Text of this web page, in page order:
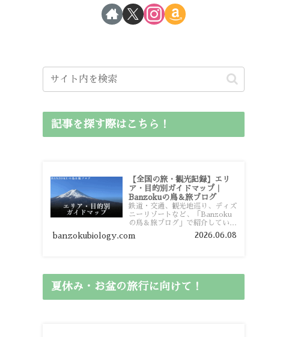
記事を探す際はこちら！
【全国の旅・観光記録】エリ
ア・目的別ガイドマップ｜
Banzokuの鳥＆旅ブログ
鉄道・交通、観光地巡り、ディズ
ニーリゾートなど、「Banzoku
の鳥＆旅ブログ」で紹介している
全国の旅行・観光記録をエリアや
目的別に整理しました。あなたが
banzokubiology.com 2026.06.08
夏休み・お盆の旅行に向けて！